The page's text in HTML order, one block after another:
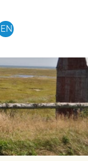
EN